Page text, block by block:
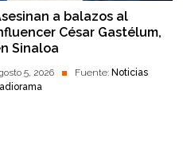
a balazos al
César Gastélum,
Sinaloa
5, 2026 Fuente: Noticias